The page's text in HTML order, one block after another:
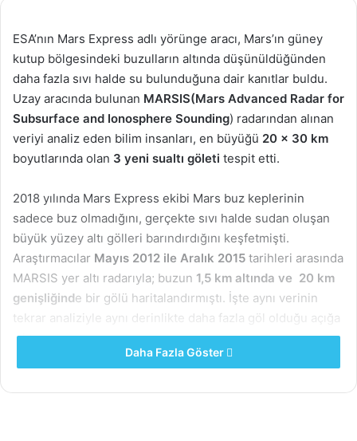
ESA’nın Mars Express adlı yörünge aracı, Mars’ın güney
kutup bölgesindeki buzulların altında düşünüldüğünden
daha fazla sıvı halde su bulunduğuna dair kanıtlar buldu.
Uzay aracında bulunan MARSIS(Mars Advanced Radar for
Subsurface and Ionosphere Sounding) radarından alınan
veriyi analiz eden bilim insanları, en büyüğü 20 x 30 km
boyutlarında olan 3 yeni sualtı göleti tespit etti.
2018 yılında Mars Express ekibi Mars buz keplerinin
sadece buz olmadığını, gerçekte sıvı halde sudan oluşan
büyük yüzey altı gölleri barındırdığını keşfetmişti.
Araştırmacılar Mayıs 2012 ile Aralık 2015 tarihleri arasında
MARSIS yer altı radarıyla; buzun 1,5 km altında ve 20 km
genişliğinde bir gölü haritalandırmıştı. İşte aynı verinin
tekrar analiziyle aynı derinlikte daha fazla göl olduğu açığa
çıktı.
Daha Fazla Göster